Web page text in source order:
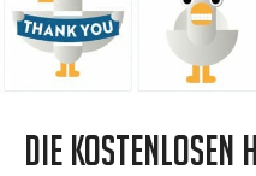
Die kostenlosen